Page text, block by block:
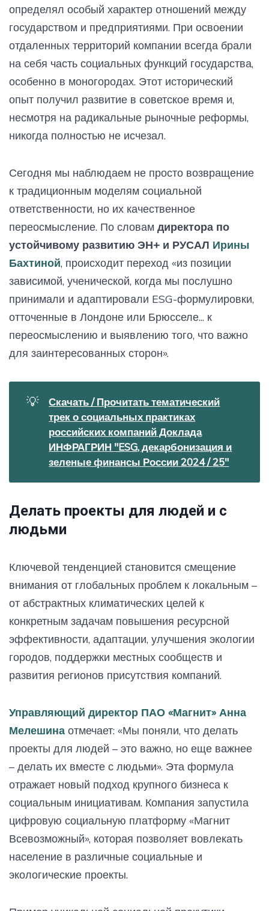
определял особый характер отношений между
государством и предприятиями. При освоении
отдаленных территорий компании всегда брали
на себя часть социальных функций государства,
особенно в моногородах. Этот исторический
опыт получил развитие в советское время и,
несмотря на радикальные рыночные реформы,
никогда полностью не исчезал.
Сегодня мы наблюдаем не просто возвращение
к традиционным моделям социальной
ответственности, но их качественное
переосмысление. По словам директора по
устойчивому развитию ЭН+ и РУСАЛ Ирины
Бахтиной, происходит переход «из позиции
зависимой, ученической, когда мы послушно
принимали и адаптировали ESG-формулировки,
отточенные в Лондоне или Брюсселе... к
переосмыслению и выявлению того, что важно
для заинтересованных сторон».
💡
Скачать / Прочитать тематический
трек о социальных практиках
российских компаний Доклада
ИНФРАГРИН "ESG, декарбонизация и
зеленые финансы России 2024 / 25"
Делать проекты для людей и с
людьми
Ключевой тенденцией становится смещение
внимания от глобальных проблем к локальным –
от абстрактных климатических целей к
конкретным задачам повышения ресурсной
эффективности, адаптации, улучшения экологии
городов, поддержки местных сообществ и
развития регионов присутствия компаний.
Управляющий директор ПАО «Магнит» Анна
Мелешина отмечает: «Мы поняли, что делать
проекты для людей – это важно, но еще важнее
– делать их вместе с людьми». Эта формула
отражает новый подход крупного бизнеса к
социальным инициативам. Компания запустила
цифровую социальную платформу «Магнит
Всевозможный», которая позволяет вовлекать
население в различные социальные и
экологические проекты.